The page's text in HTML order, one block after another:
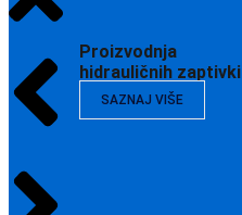
Proizvodnja
hidrauličnih zaptivki
SAZNAJ VIŠE